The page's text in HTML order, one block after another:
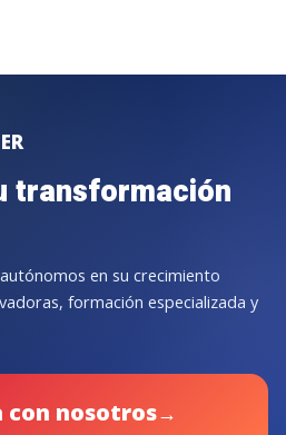
transformación
en su crecimiento
formación especializada y
con nosotros→